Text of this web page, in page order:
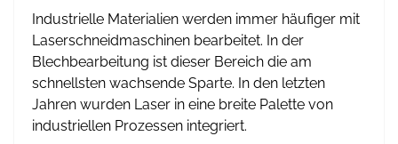
Industrielle Materialien werden immer häufiger mit
Laserschneidmaschinen bearbeitet. In der
Blechbearbeitung ist dieser Bereich die am
schnellsten wachsende Sparte. In den letzten
Jahren wurden Laser in eine breite Palette von
industriellen Prozessen integriert.